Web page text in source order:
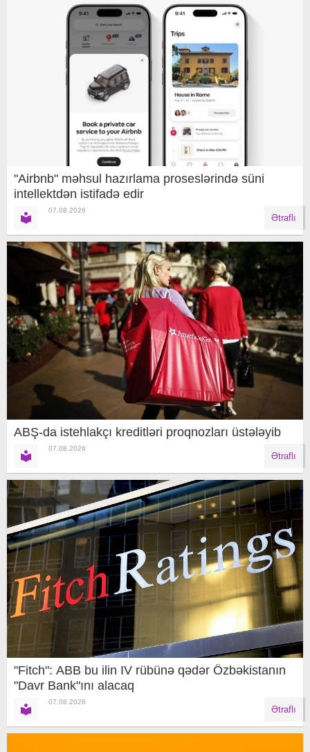
"Airbnb" məhsul hazırlama proseslərində süni
intellektdən istifadə edir
07.08.2026
Ətraflı
ABŞ-da istehlakçı kreditləri proqnozları üstələyib
07.08.2026
Ətraflı
"Fitch": ABB bu ilin IV rübünə qədər Özbəkistanın
"Davr Bank"ını alacaq
07.08.2026
Ətraflı